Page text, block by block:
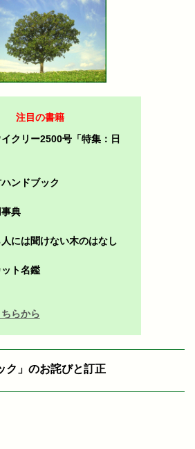
注目の書籍
クリー2500号「特集：日
ンドブック
典
には聞けない木のはなし
ト名鑑
らから
ク」のお詫びと訂正